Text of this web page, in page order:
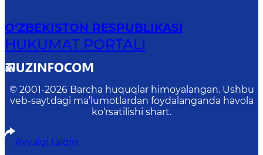
O‘ZBEKISTON RESPUBLIKASI
HUKUMAT PORTALI
© 2001-2026 Barcha huquqlar himoyalangan. Ushbu
veb-saytdagi ma’lumotlardan foydalanganda havola
ko‘rsatilishi shart.
Avvalgi talqin